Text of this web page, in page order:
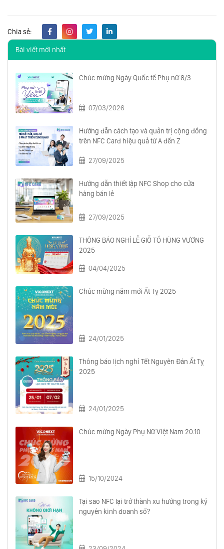
Chia sẻ:
Bài viết mới nhất
Chúc mừng Ngày Quốc tế Phụ nữ 8/3
07/03/2026
Hướng dẫn cách tạo và quản trị cộng đồng
trên NFC Card hiệu quả từ A đến Z
27/09/2025
Hướng dẫn thiết lập NFC Shop cho cửa
hàng bán lẻ
27/09/2025
THÔNG BÁO NGHỈ LỄ GIỖ TỔ HÙNG VƯƠNG
2025
04/04/2025
Chúc mừng năm mới Ất Tỵ 2025
24/01/2025
Thông báo lịch nghỉ Tết Nguyên Đán Ất Tỵ
2025
24/01/2025
Chúc mừng Ngày Phụ Nữ Việt Nam 20.10
15/10/2024
Tại sao NFC lại trở thành xu hướng trong kỷ
nguyên kinh doanh số?